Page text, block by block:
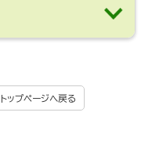
トップページへ戻る